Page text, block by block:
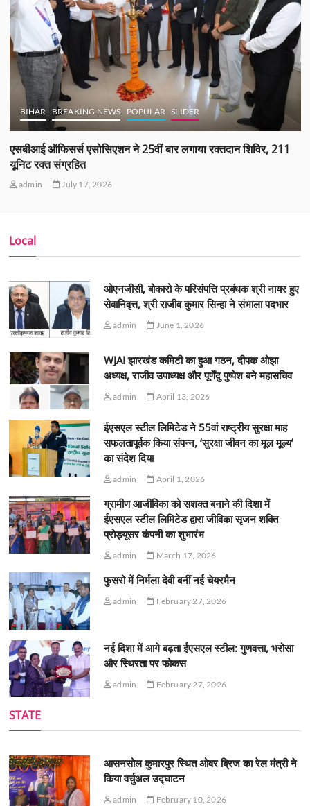
BIHAR BREAKING NEWS POPULAR SLIDER
एसबीआई ऑफिसर्स एसोसिएशन ने 25वीं बार लगाया रक्तदान शिविर, 211
यूनिट रक्त संग्रहित
admin July 17, 2026
Local
ओएनजीसी, बोकारो के परिसंपत्ति प्रबंधक श्री नायर हुए
सेवानिवृत्त, श्री राजीव कुमार सिन्हा ने संभाला पदभार
admin June 1, 2026
WJAI झारखंड कमिटी का हुआ गठन, दीपक ओझा
अध्यक्ष, राजीव उपाध्यक्ष और पूर्णेंदु पुष्पेश बने महासचिव
admin April 13, 2026
ईएसएल स्टील लिमिटेड ने 55वां राष्ट्रीय सुरक्षा माह
सफलतापूर्वक किया संपन्न, ‘सुरक्षा जीवन का मूल मूल्य’
का संदेश दिया
admin April 1, 2026
ग्रामीण आजीविका को सशक्त बनाने की दिशा में
ईएसएल स्टील लिमिटेड द्वारा जीविका सृजन शक्ति
प्रोड्यूसर कंपनी का शुभारंभ
admin March 17, 2026
फुसरो में निर्मला देवी बनीं नई चेयरमैन
admin February 27, 2026
नई दिशा में आगे बढ़ता ईएसएल स्टील: गुणवत्ता, भरोसा
और स्थिरता पर फोकस
admin February 27, 2026
STATE
आसनसोल कुमारपुर स्थित ओवर ब्रिज का रेल मंत्री ने
किया वर्चुअल उद्घाटन
admin February 10, 2026